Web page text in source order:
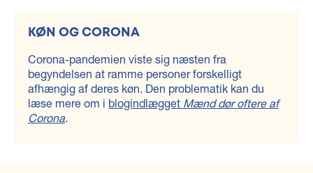
KØN OG CORONA
Corona-pandemien viste sig næsten fra
begyndelsen at ramme personer forskelligt
afhængig af deres køn. Den problematik kan du
læse mere om i blogindlægget Mænd dør oftere af
Corona